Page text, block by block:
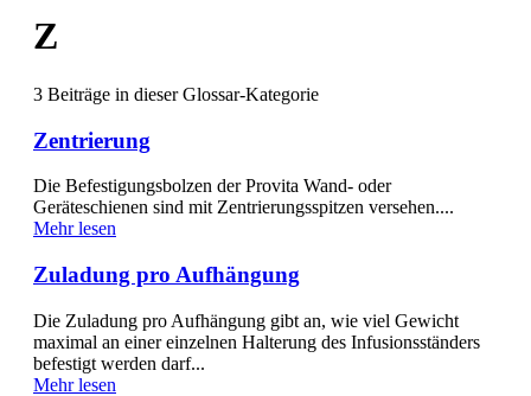
Z
3 Beiträge in dieser Glossar-Kategorie
Zentrierung
Die Befestigungsbolzen der Provita Wand- oder
Geräteschienen sind mit Zentrierungsspitzen versehen....
Mehr lesen
Zuladung pro Aufhängung
Die Zuladung pro Aufhängung gibt an, wie viel Gewicht
maximal an einer einzelnen Halterung des Infusionsständers
befestigt werden darf...
Mehr lesen